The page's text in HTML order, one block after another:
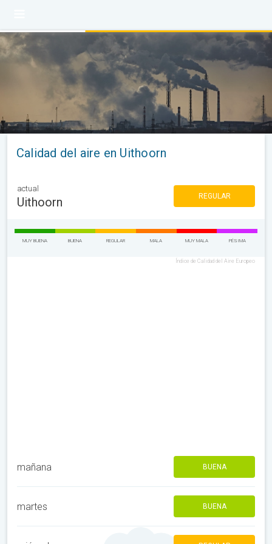
Calidad del aire en Uithoorn
actual
Uithoorn REGULAR
MUY BUENA BUENA REGULAR MALA MUY MALA PÉSIMA
Índice de Calidad del Aire Europeo
mañana BUENA
martes BUENA